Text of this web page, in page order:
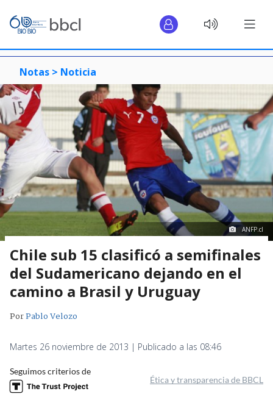
Notas > Noticia
ANFP.cl
Chile sub 15 clasificó a semifinales
del Sudamericano dejando en el
camino a Brasil y Uruguay
PorPablo Velozo
Martes 26 noviembre de 2013 | Publicado a las 08:46
Seguimos criterios de
Ética y transparencia de BBCL